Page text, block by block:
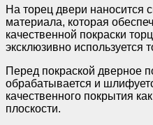
На торец двери наносится
материала, которая
качественной покраски
эксклюзивно используется
Перед покраской дверное
обрабатывается и
качественного покрытия
плоскости.